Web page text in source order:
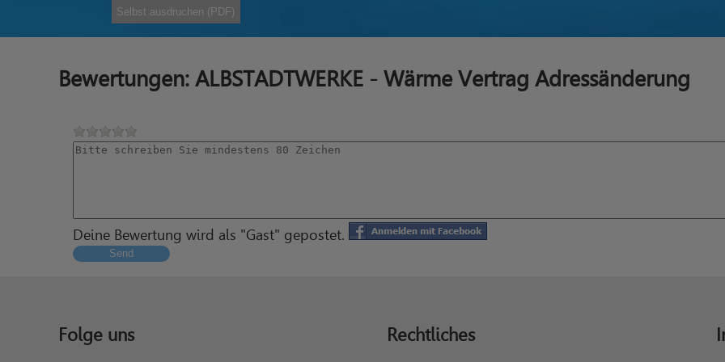
Selbst ausdruchen (PDF)
Bewertungen: ALBSTADTWERKE - Wärme Vertrag Adressänderung
Deine Bewertung wird als "Gast" gepostet.
Send
Folge uns Rechtliches